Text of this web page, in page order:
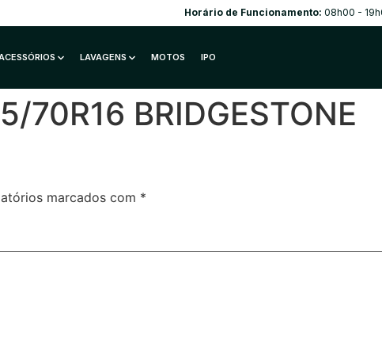
Horário de Funcionamento: 08h00 -
LAVAGENS MOTOS IPO
70R16 BRIDGESTONE
marcados com *